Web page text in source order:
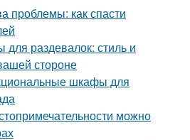
проблемы: как спасти
раздевалок: стиль и
стороне
шкафы для
можно